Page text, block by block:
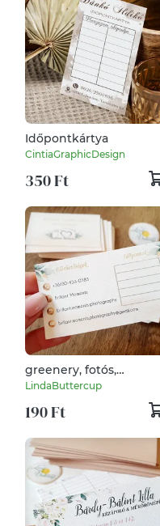
Időpontkártya
CintiaGraphicDesign
350 Ft
greenery, fotós,
fotográfus, DUPLA
OLDALAS, Vinatge,
Névjegykártya,
kozmetikus, fodrász,
körmös,
LindaButtercup
190 Ft